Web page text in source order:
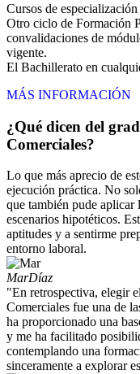
Cursos de
Otro ciclo de Formación
convalidaciones de
vigente.
El Bachillerato en
MÁS INFORMACIÓN
¿Qué dicen del
Comerciales?
Lo que más aprecio de
ejecución práctica. No
que también pude aplicar
escenarios hipotéticos.
aptitudes y a sentirme
entorno laboral.
MarDíaz
"En retrospectiva, elegir
Comerciales fue una de
ha proporcionado una
y me ha facilitado
contemplando una
sinceramente a explorar